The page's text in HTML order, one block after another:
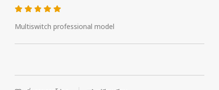
Multiswitch professional model